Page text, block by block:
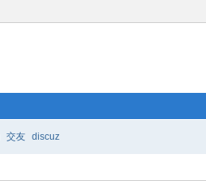
交友 discuz